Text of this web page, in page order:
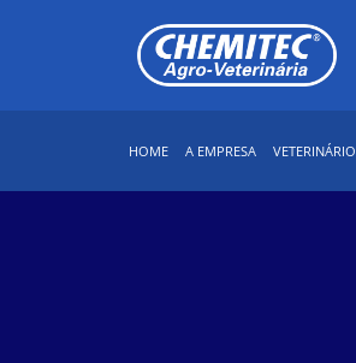
HOME A EMPRESA VETERINÁRIO